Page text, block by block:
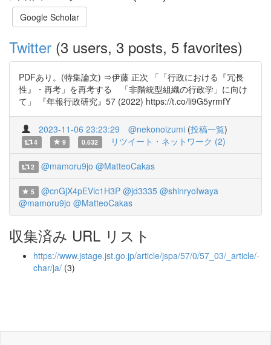
Google Scholar
Twitter (3 users, 3 posts, 5 favorites)
PDFあり。(特集論文) ⇒伊藤 正次 「「行政における『冗長
性』・再考」を再考する 「非階統型組織の行政学」に向け
て」 『年報行政研究』57 (2022) https://t.co/li9G5yrmfY
2023-11-06 23:23:29 @nekonoizumi (投稿一覧)
4 9 0.632 リツイート・ネットワーク (2)
2 @mamoru9jo @MatteoCakas
5 @cnGjX4pEVlc1H3P @jd3335 @shinryoIwaya
@mamoru9jo @MatteoCakas
収集済み URL リスト
https://www.jstage.jst.go.jp/article/jspa/57/0/57_03/_article/-
char/ja/ (3)